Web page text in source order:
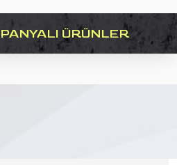
ÜRÜNLER